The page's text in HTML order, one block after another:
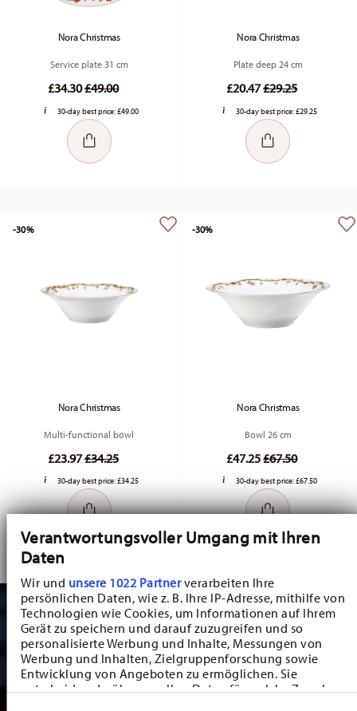
Verantwortungsvoller Umgang mit Ihren
Daten
Wir und unsere 1022 Partnerverarbeiten Ihre
persönlichen Daten, wie z. B. Ihre IP-Adresse, mithilfe von
Technologien wie Cookies, um Informationen auf Ihrem
Gerät zu speichern und darauf zuzugreifen und so
personalisierte Werbung und Inhalte, Messungen von
Werbung und Inhalten, Zielgruppenforschung sowie
Entwicklung von Angeboten zu ermöglichen. Sie
entscheiden darüber, wer Ihre Daten für welche Zwecke
Nora Christmas
Service plate 31 cm
£34.30Price reduced from
£49.00to
30-day best price:£49.00
Nora Christmas
Plate deep 24 cm
£20.47Price reduced
£29.25to
30-day best price:£29.25
Nora Christmas
Multi-functional bowl
£23.97Price reduced from
£34.25to
30-day best price:£34.25
-30%
Nora Christmas
Bowl 26 cm
£47.25Price reduced
£67.50to
30-day best price:£67.50
-30%